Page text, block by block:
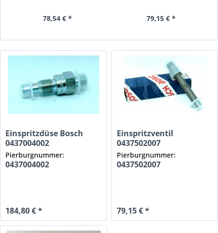
78,54 € * 79,15 € *
Einspritzdüse Bosch
0437004002
Pierburgnummer:
0437004002
184,80 € *
Einspritzventil
0437502007
Pierburgnummer:
0437502007
79,15 € *